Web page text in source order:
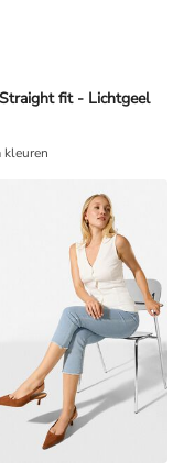
fit - Lichtgeel
kleuren